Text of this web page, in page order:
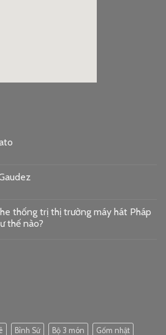
thống trị thị trường máy hát Pháp
thế nào?
Bình Sứ Bộ 3 món Gốm nhật